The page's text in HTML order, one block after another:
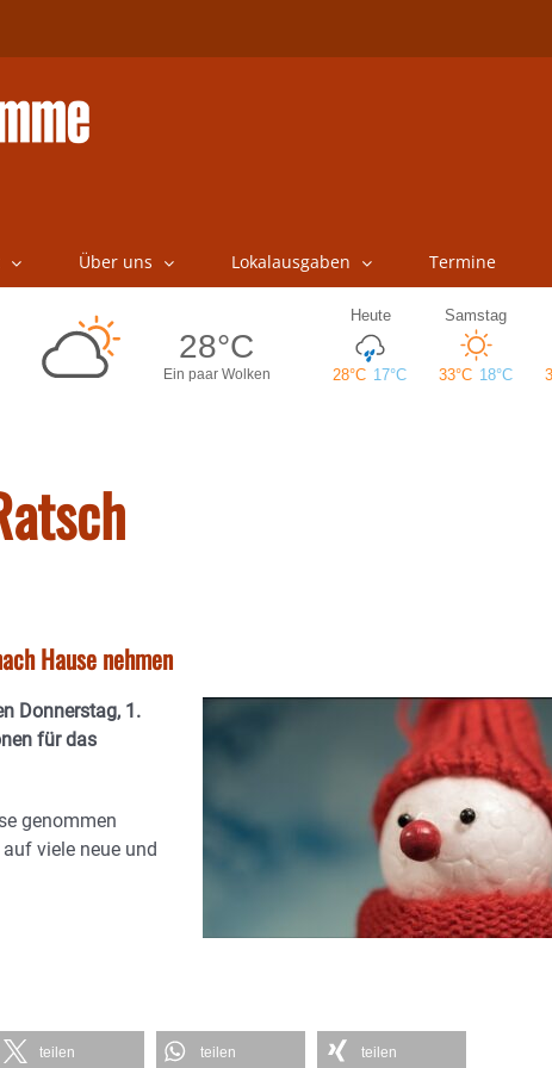
Über uns Lokalausgaben Termine
Hause nehmen
Donnerstag, 1.
für das
genommen
viele neue und
teilen teilen teilen